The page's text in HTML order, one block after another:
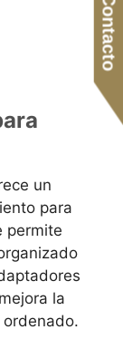
un
para
permite
la
Contacto